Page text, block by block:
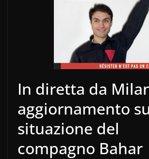
In diretta da
aggiornamento
situazione del
compagno Bahar